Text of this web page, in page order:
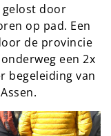
door
op pad. Een
de provincie
een 2x
begeleiding van